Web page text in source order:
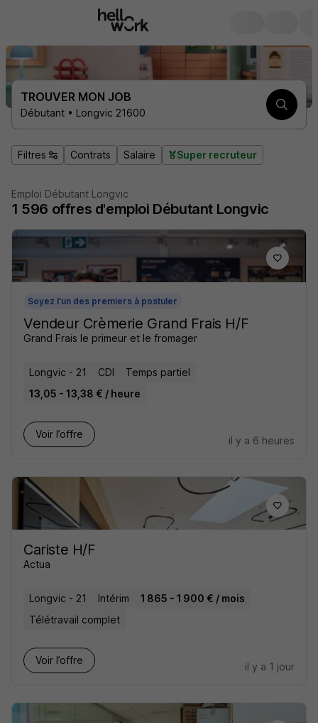
TROUVER MON JOB
Débutant • Longvic 21600
Filtres Contrats Salaire Super recruteur
Emploi Débutant Longvic
1 596 offres d'emploi Débutant Longvic
Soyez l'un des premiers à postuler
Vendeur Crèmerie Grand Frais H/F
Grand Frais le primeur et le fromager
Longvic - 21 CDI
Temps partiel
13,05 - 13,38 € / heure
Voir l’offre
il y a 6 heures
Cariste H/F
Actua
Longvic - 21 Intérim
1 865 - 1 900 € / mois
Télétravail complet
Voir l’offre
il y a 1 jour